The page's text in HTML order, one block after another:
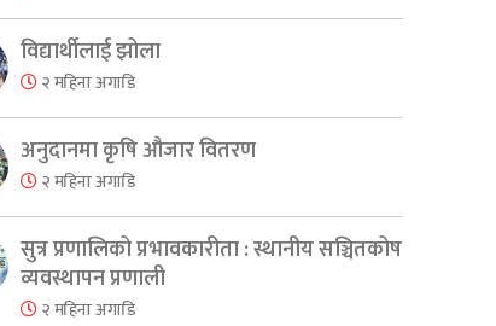
विद्यार्थीलाई झोला
२ महिना अगाडि
अनुदानमा कृषि औजार वितरण
२ महिना अगाडि
सुत्र प्रणालिको प्रभावकारीता : स्थानीय सञ्चितकोष
व्यवस्थापन प्रणाली
२ महिना अगाडि